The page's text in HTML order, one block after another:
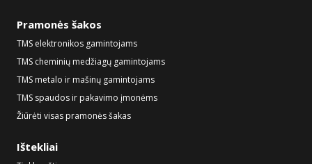
Pramonės šakos
TMS elektronikos gamintojams
TMS cheminių medžiagų gamintojams
TMS metalo ir mašinų gamintojams
TMS spaudos ir pakavimo įmonėms
Žiūrėti visas pramonės šakas
Ištekliai